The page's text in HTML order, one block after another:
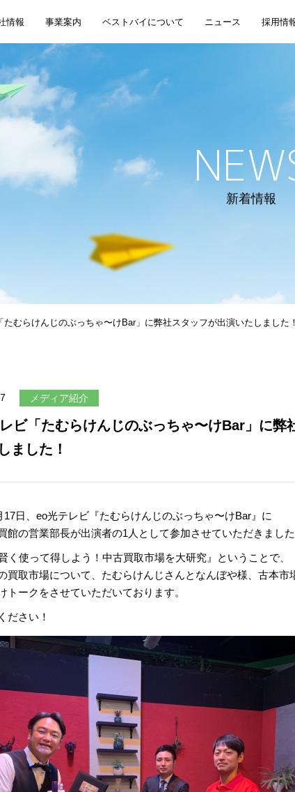
情報 事業案内 ベストバイについて ニュース 採用情
新着情報
たむらけんじのぶっちゃ〜けBar」に弊社スタッフが出演いたしました！
メディア紹介
ビ「たむらけんじのぶっちゃ〜けBar」に弊
ました！
17日、eo光テレビ『たむらけんじのぶっちゃ〜けBar』に
館の営業部長が出演者の1人として参加させていただきました
く使って得しよう！中古買取市場を大研究』ということで、
買取市場について、たむらけんじさんとなんぼや様、古本市
トークをさせていただいております。
ださい！